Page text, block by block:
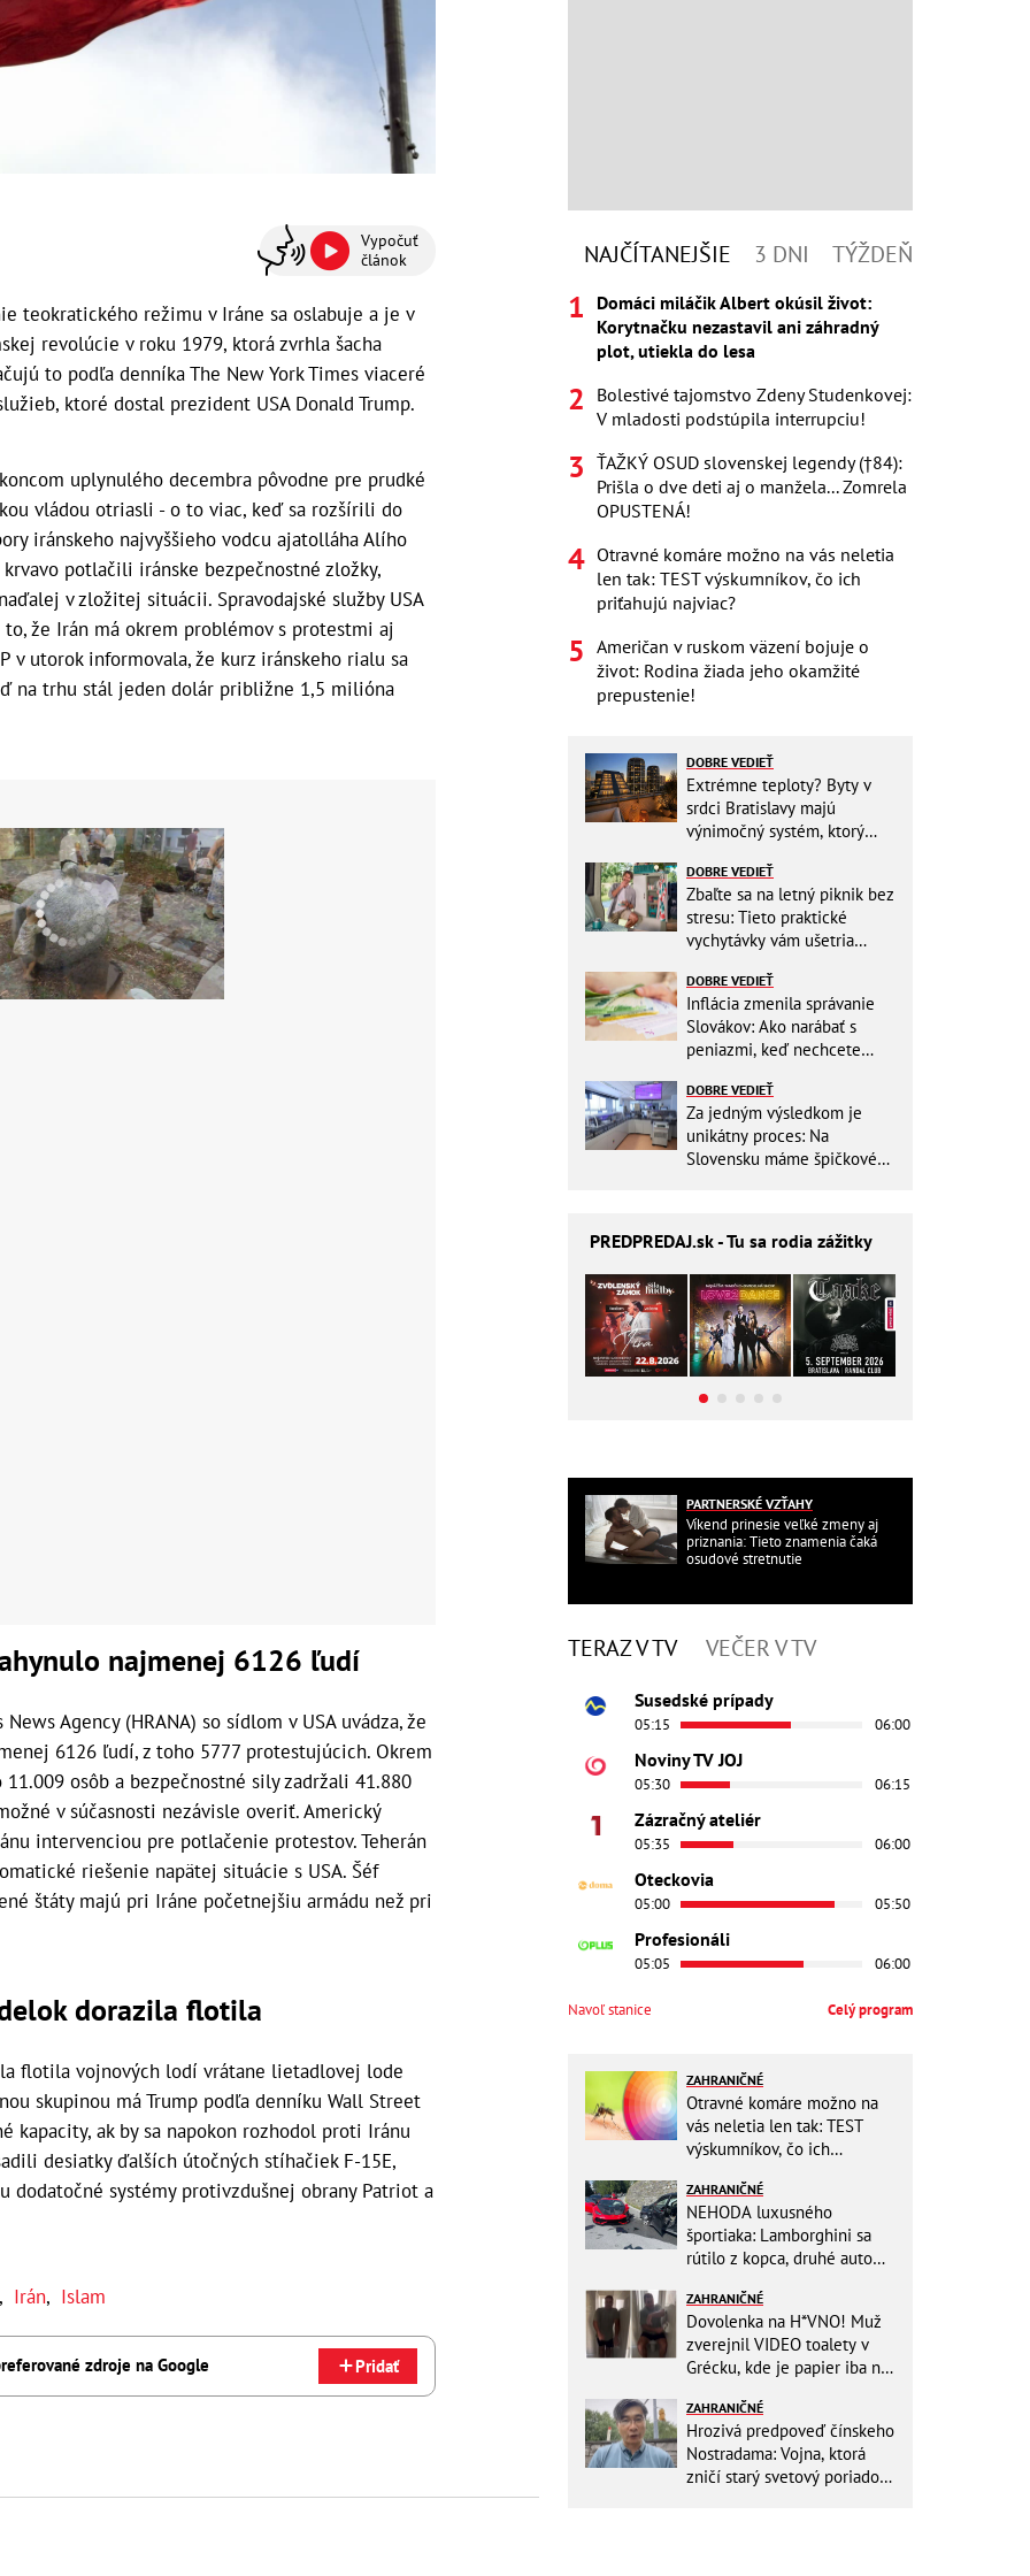
Vypočuť
článok
teokratického režimu v Iráne sa oslabuje a je v
revolúcie v roku 1979, ktorá zvrhla šacha
to podľa denníka The New York Times viaceré
ktoré dostal prezident USA Donald Trump.
uplynulého decembra pôvodne pre prudké
vládou otriasli - o to viac, keď sa rozšírili do
iránskeho najvyššieho vodcu ajatolláha Alího
potlačili iránske bezpečnostné zložky,
v zložitej situácii. Spravodajské služby USA
to, že Irán má okrem problémov s protestmi aj
v utorok informovala, že kurz iránskeho rialu sa
na trhu stál jeden dolár približne 1,5 milióna
najmenej 6126 ľudí
Agency (HRANA) so sídlom v USA uvádza, že
6126 ľudí, z toho 5777 protestujúcich. Okrem
osôb a bezpečnostné sily zadržali 41.880
v súčasnosti nezávisle overiť. Americký
intervenciou pre potlačenie protestov. Teherán
riešenie napätej situácie s USA. Šéf
štáty majú pri Iráne početnejšiu armádu než pri
dorazila flotila
flotila vojnových lodí vrátane lietadlovej lode
skupinou má Trump podľa denníku Wall Street
kapacity, ak by sa napokon rozhodol proti Iránu
desiatky ďalších útočných stíhačiek F-15E,
dodatočné systémy protivzdušnej obrany Patriot a
, Irán, Islam
zdroje na Google Pridať
NAJČÍTANEJŠIE 3 DNI TÝŽDEŇ
Domáci miláčik Albert okúsil život:
Korytnačku nezastavil ani záhradný
plot, utiekla do lesa
Bolestivé tajomstvo Zdeny Studenkovej:
V mladosti podstúpila interrupciu!
ŤAŽKÝ OSUD slovenskej legendy (†84):
Prišla o dve deti aj o manžela... Zomrela
OPUSTENÁ!
Otravné komáre možno na vás neletia
len tak: TEST výskumníkov, čo ich
priťahujú najviac?
Američan v ruskom väzení bojuje o
život: Rodina žiada jeho okamžité
prepustenie!
DOBRE VEDIEŤ
Extrémne teploty? Byty v
srdci Bratislavy majú
výnimočný systém, ktorý
DOBRE VEDIEŤ
Zbaľte sa na letný piknik bez
stresu: Tieto praktické
vychytávky vám ušetria
DOBRE VEDIEŤ
Inflácia zmenila správanie
Slovákov: Ako narábať s
peniazmi, keď nechcete
DOBRE VEDIEŤ
Za jedným výsledkom je
unikátny proces: Na
Slovensku máme špičkové
PREDPREDAJ.sk - Tu sa rodia zážitky
PARTNERSKÉ VZŤAHY
Víkend prinesie veľké zmeny aj
priznania: Tieto znamenia čaká
osudové stretnutie
TERAZ V TV VEČER V TV
Susedské prípady
05:15 06:00
Noviny TV JOJ
05:30 06:15
Zázračný ateliér
05:35 06:00
Oteckovia
05:00 05:50
Profesionáli
05:05 06:00
Navoľ stanice Celý program
ZAHRANIČNÉ
Otravné komáre možno na
vás neletia len tak: TEST
výskumníkov, čo ich
ZAHRANIČNÉ
NEHODA luxusného
športiaka: Lamborghini sa
rútilo z kopca, druhé auto
horšie
ZAHRANIČNÉ
Dovolenka na H*VNO! Muž
zverejnil VIDEO toalety v
Grécku, kde je papier iba na
do kuchyne
ZAHRANIČNÉ
Hrozivá predpoveď čínskeho
Nostradama: Vojna, ktorá
zničí starý svetový poriadok!